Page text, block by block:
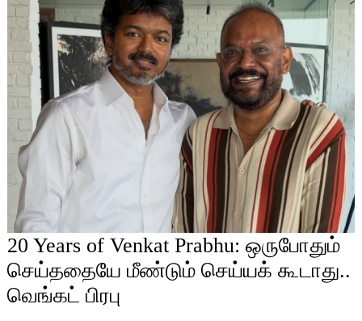
20 Years of Venkat Prabhu: ஒருபோதும்
செய்ததையே மீண்டும் செய்யக் கூடாது..
வெங்கட் பிரபு